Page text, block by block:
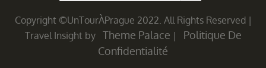
Copyright ©UnTourÀPrague 2022. All Rights Reserved |
Travel Insight by Theme Palace |
Politique De
Confidentialité